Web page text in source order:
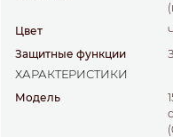
Цвет
Защитные функции
ХАРАКТЕРИСТИКИ
Модель
15.6" Sportsline Bordeaux